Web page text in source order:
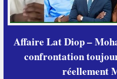
Affaire Lat Diop –
confrontation
réellement